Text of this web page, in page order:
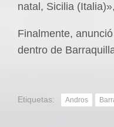
natal, Sicilia
Finalmente,
dentro de
Etiquetas: Andros